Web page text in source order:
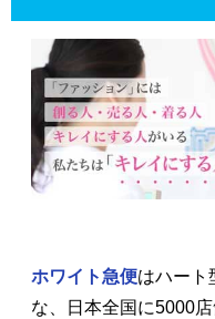
ホワイト急便はハート
な、日本全国に5000